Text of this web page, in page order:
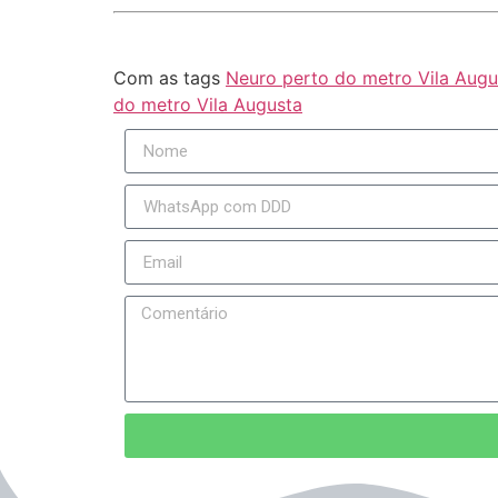
Com as tags Neuro perto do metro Vila
do metro Vila Augusta